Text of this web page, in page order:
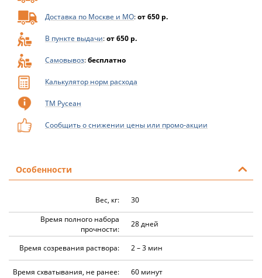
Доставка по Москве и МО:от 650 р.
В пункте выдачи:от 650 р.
Самовывоз:бесплатно
Калькулятор норм расхода
ТМ Русеан
Сообщить о снижении цены или промо-акции
Особенности
Вес, кг:
30
Время полного набора
прочности:
28 дней
Время созревания раствора: 2 – 3 мин
Время схватывания, не ранее: 60 минут